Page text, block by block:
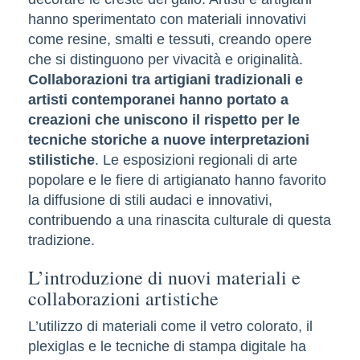
hanno sperimentato con materiali innovativi
come resine, smalti e tessuti, creando opere
che si distinguono per vivacità e originalità.
Collaborazioni tra artigiani tradizionali e
artisti contemporanei hanno portato a
creazioni che uniscono il rispetto per le
tecniche storiche a nuove interpretazioni
stilistiche. Le esposizioni regionali di arte
popolare e le fiere di artigianato hanno favorito
la diffusione di stili audaci e innovativi,
contribuendo a una rinascita culturale di questa
tradizione.
L’introduzione di nuovi materiali e
collaborazioni artistiche
L’utilizzo di materiali come il vetro colorato, il
plexiglas e le tecniche di stampa digitale ha